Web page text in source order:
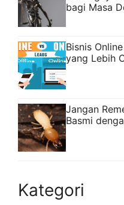
bagi Masa
Bisnis
yang Lebih
Jangan
Basmi
Kategori